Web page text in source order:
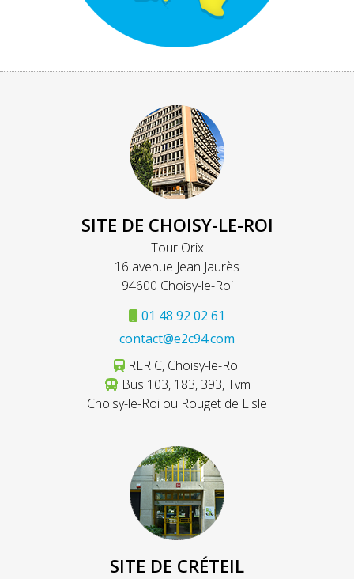
SITE DE CHOISY-LE-ROI
Tour Orix
16 avenue Jean Jaurès
94600 Choisy-le-Roi
01 48 92 02 61
contact@e2c94.com
RER C, Choisy-le-Roi
Bus 103, 183, 393, Tvm
Choisy-le-Roi ou Rouget de Lisle
SITE DE CRÉTEIL